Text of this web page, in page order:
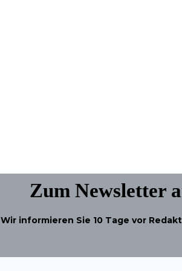
Zum Newsletter
Wir informieren Sie 10 Tage vor